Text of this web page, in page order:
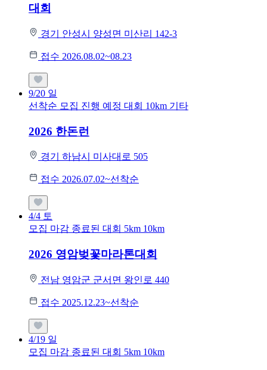
대회
경기 안성시 양성면 미산리 142-3
접수 2026.08.02~08.23
9/20 일
선착순 모집 진행 예정 대회 10km 기타
2026 한돈런
경기 하남시 미사대로 505
접수 2026.07.02~선착순
4/4 토
모집 마감 종료된 대회 5km 10km
2026 영암벚꽃마라톤대회
전남 영암군 군서면 왕인로 440
접수 2025.12.23~선착순
4/19 일
모집 마감 종료된 대회 5km 10km